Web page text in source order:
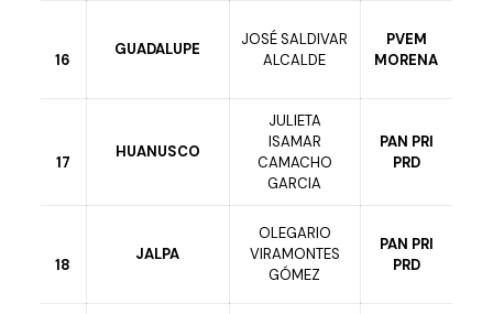
16
GUADALUPE
JOSÉ SALDIVAR
ALCALDE
PVEM
MORENA
17
HUANUSCO
JULIETA
ISAMAR
CAMACHO
GARCIA
PAN PRI
PRD
18
JALPA
OLEGARIO
VIRAMONTES
GÓMEZ
PAN PRI
PRD